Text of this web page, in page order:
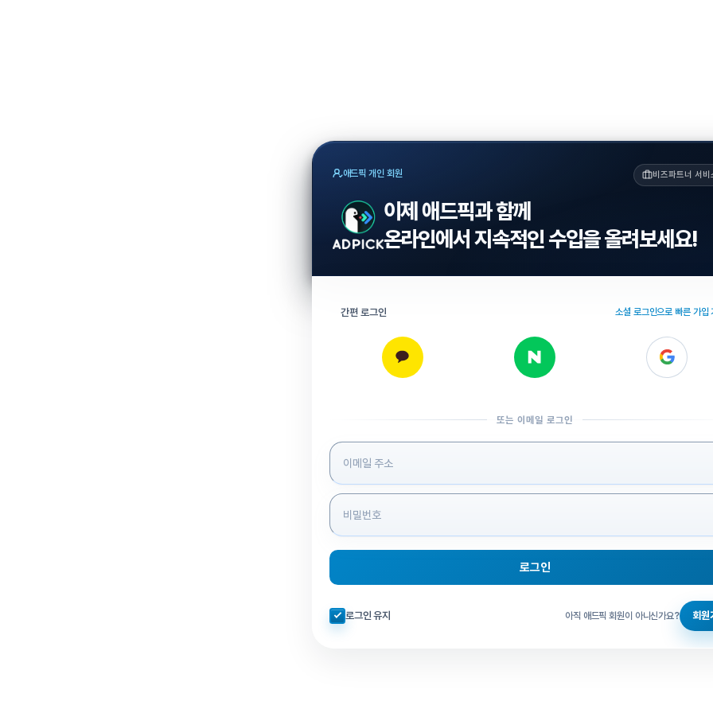
애드픽 개인 회원 비즈파트너 서비
이제 애드픽과 함께
온라인에서 지속적인 수입을 올려보세요!
간편 로그인 소셜 로그인으로 빠른 가입
또는 이메일 로그인
로그인 정보 입력
로그인
자동로그인 체크
로그인 유지 아직 애드픽 회원이 아니신가요? 회원